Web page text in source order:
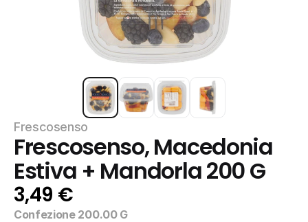
Frescosenso
Frescosenso, Macedonia
Estiva + Mandorla 200 G
3,49 €
Confezione 200.00 G